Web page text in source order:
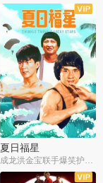
夏日福星
成龙洪金宝联手爆笑护美女